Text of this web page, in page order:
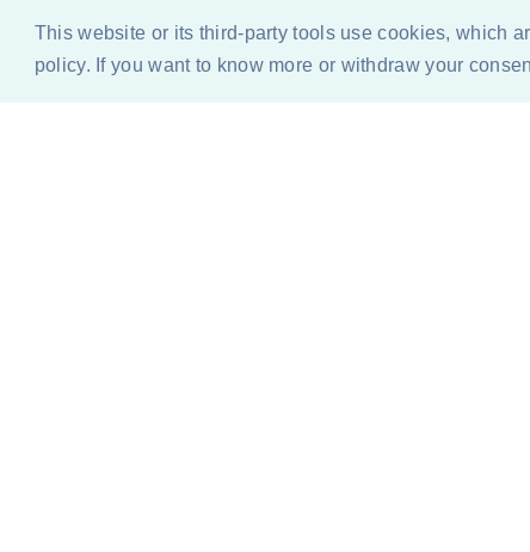
This website or its third-party tools use cookies, which
policy. If you want to know more or withdraw your